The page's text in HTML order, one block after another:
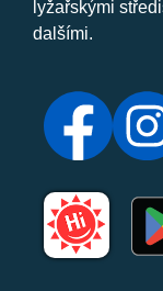
lyžařskými
dalšími.